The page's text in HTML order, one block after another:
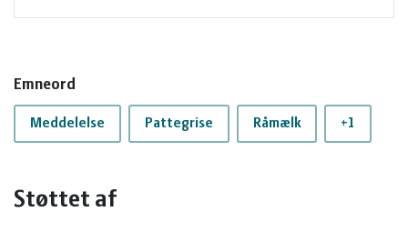
Emneord
Meddelelse Pattegrise Råmælk +1
Støttet af